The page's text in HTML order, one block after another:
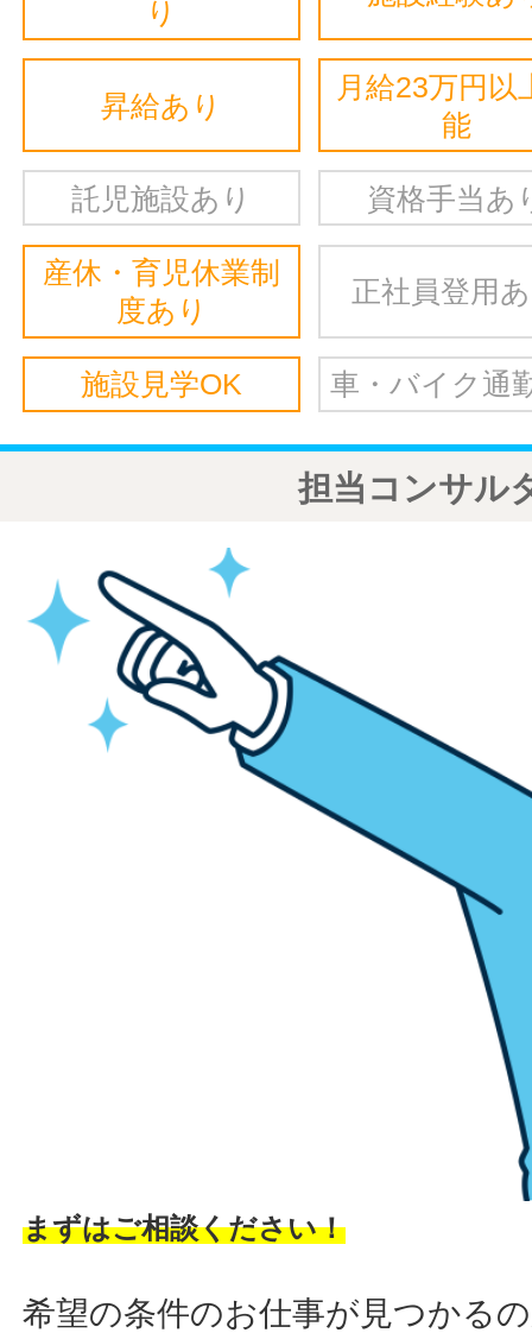
り
昇給あり
月給23万円以
能
託児施設あり 資格手当あ
産休・育児休業制
度あり
正社員登用
施設見学OK 車・バイク通
担当コンサル
まずはご相談ください！
希望の条件のお仕事が見つかる